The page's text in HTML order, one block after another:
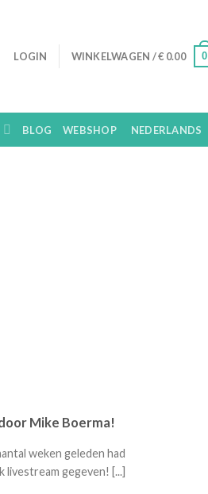
LOGIN WINKELWAGEN /€ 0.00 0
BLOG WEBSHOP NEDERLANDS
Mike Boerma!
weken geleden had
livestream gegeven! [...]